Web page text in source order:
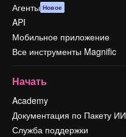
Агенты Новое
API
Мобильное приложение
Все инструменты Magnific
Начать
Academy
Документация по Пакету ИИ
Служба поддержки